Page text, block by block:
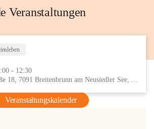
Veranstaltungen
- 12:30
Eisenstädter Straße 18, 7091 Breitenbrunn am Neusiedler See, AUT
Veranstaltungskalender